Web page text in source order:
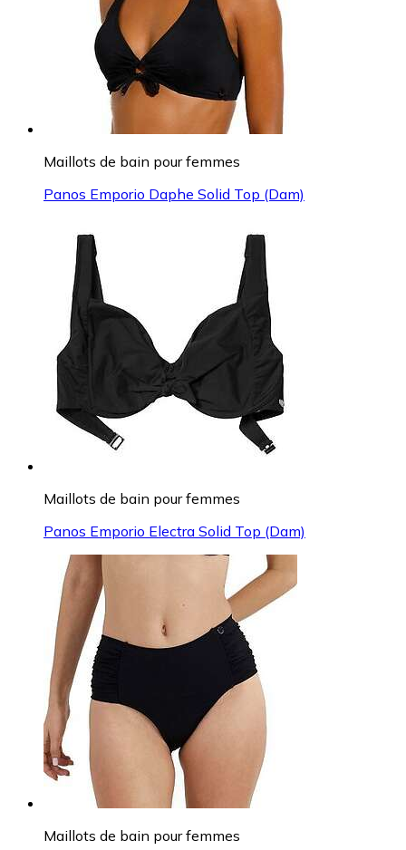
Maillots de bain pour femmes
Panos Emporio Daphe Solid Top (Dam)
Maillots de bain pour femmes
Panos Emporio Electra Solid Top (Dam)
Maillots de bain pour femmes